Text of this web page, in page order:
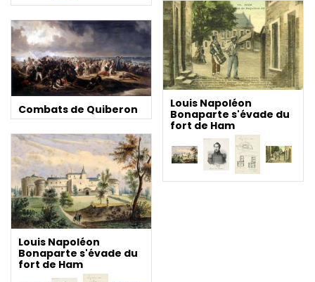
Louis Napoléon
Bonaparte s'évade du
fort de Ham
Combats de Quiberon
Louis Napoléon
Bonaparte s'évade du
fort de Ham